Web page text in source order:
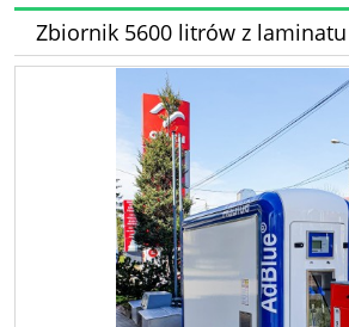
Zbiornik 5600 litrów z laminatu